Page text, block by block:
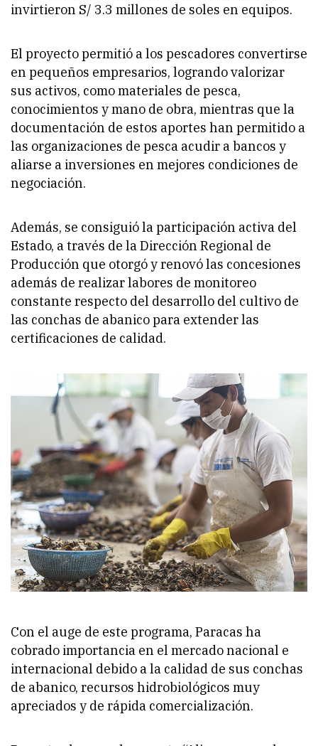
invirtieron S/ 3.3 millones de soles en equipos.
El proyecto permitió a los pescadores convertirse
en pequeños empresarios, logrando valorizar
sus activos, como materiales de pesca,
conocimientos y mano de obra, mientras que la
documentación de estos aportes han permitido a
las organizaciones de pesca acudir a bancos y
aliarse a inversiones en mejores condiciones de
negociación.
Además, se consiguió la participación activa del
Estado, a través de la Dirección Regional de
Producción que otorgó y renovó las concesiones
además de realizar labores de monitoreo
constante respecto del desarrollo del cultivo de
las conchas de abanico para extender las
certificaciones de calidad.
Con el auge de este programa, Paracas ha
cobrado importancia en el mercado nacional e
internacional debido a la calidad de sus conchas
de abanico, recursos hidrobiológicos muy
apreciados y de rápida comercialización.